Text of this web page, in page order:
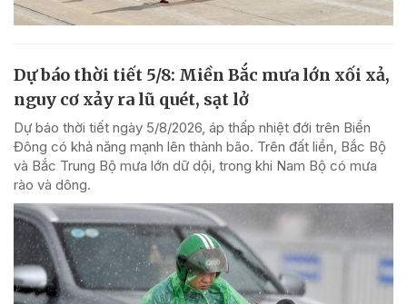
Dự báo thời tiết 5/8: Miền Bắc mưa lớn xối xả,
nguy cơ xảy ra lũ quét, sạt lở
Dự báo thời tiết ngày 5/8/2026, áp thấp nhiệt đới trên Biển
Đông có khả năng mạnh lên thành bão. Trên đất liền, Bắc Bộ
và Bắc Trung Bộ mưa lớn dữ dội, trong khi Nam Bộ có mưa
rào và dông.